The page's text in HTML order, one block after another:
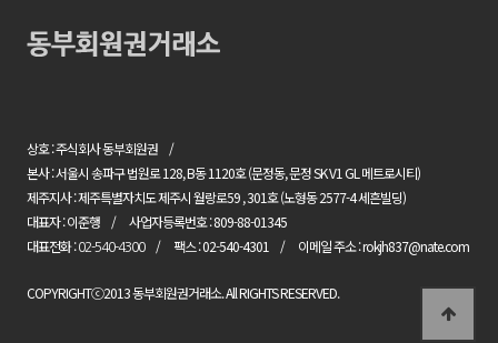
상호 : 주식회사 동부회원권
본사 : 서울시 송파구 법원로 128, B동 1120호 (문정동, 문정 SK V1 GL 메트로시티)
제주지사 : 제주특별자치도 제주시 월랑로59 , 301호 (노형동 2577-4 세흔빌딩)
대표자 : 이준행
사업자등록번호 : 809-88-01345
대표전화 :02-540-4300 팩스 : 02-540-4301 이메일 주소 : rokjh837@nate.com
COPYRIGHTⓒ2013 동부회원권거래소. All RIGHTS RESERVED.